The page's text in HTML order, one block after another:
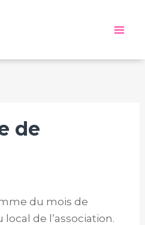
de
du mois de
de l’association.